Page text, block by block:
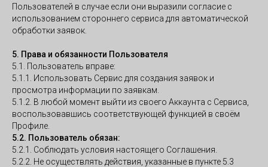
Пользователей в случае если они выразили согласие с
использованием стороннего сервиса для автоматической
обработки заявок.
5. Права и обязанности Пользователя
5.1. Пользователь вправе:
5.1.1. Использовать Сервис для создания заявок и
просмотра информации по заявкам.
5.1.2. В любой момент выйти из своего Аккаунта с Сервиса,
воспользовавшись соответствующей функцией в своём
Профиле.
5.2. Пользователь обязан:
5.2.1. Соблюдать условия настоящего Соглашения.
5.2.2. Не осуществлять действия, указанные в пункте 5.3